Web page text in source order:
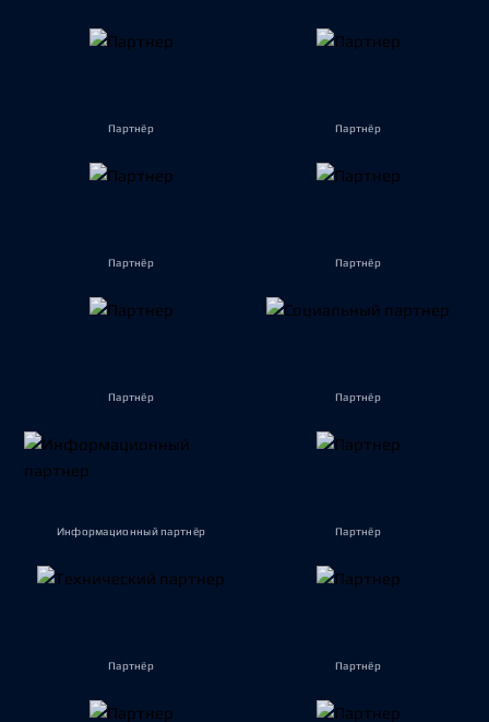
Партнёр Партнёр
Партнёр Партнёр
Партнёр Партнёр
Информационный партнёр Партнёр
Партнёр Партнёр